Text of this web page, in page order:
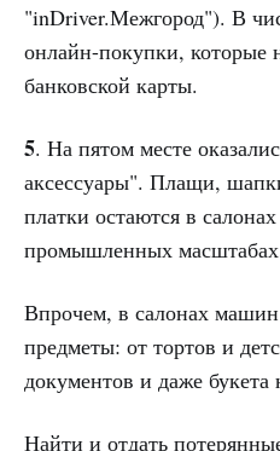
"inDriver.Межгород"). В
онлайн-покупки, которые
банковской карты.
5. На пятом месте
аксессуары". Плащи,
платки остаются в
промышленных
Впрочем, в салонах
предметы: от тортов и
документов и даже букета
Найти и отдать